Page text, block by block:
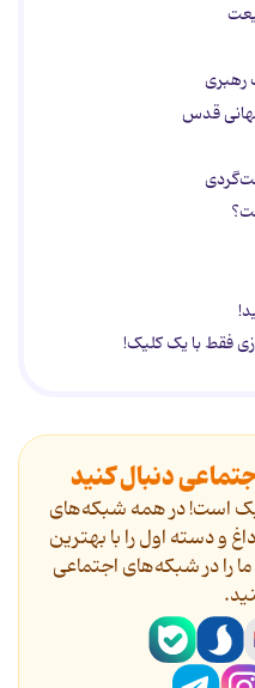
رهبری
قدس
فقط با یک کلیک!
دنبال کنید
است! در همه شبکه‌های
و دسته اول را با بهترین
را در شبکه‌های اجتماعی